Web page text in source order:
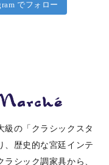
でフォロー
級の「クラシックスタ
、歴史的な宮廷インテ
シック調家具から、